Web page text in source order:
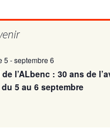
5 -septembre 6
l’ALbenc : 30 ans de
5 au 6 septembre